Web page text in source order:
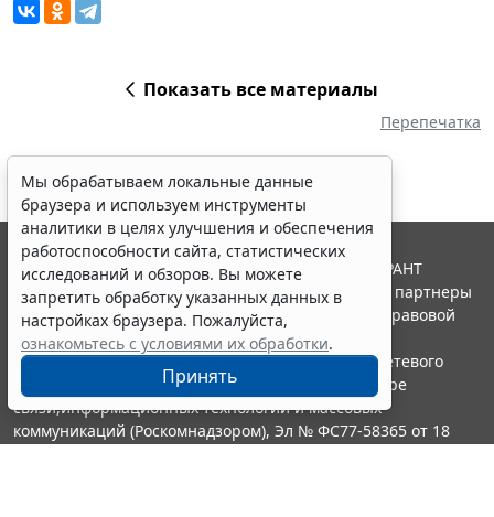
Показать все материалы
Перепечатка
Мы обрабатываем локальные данные
браузера и используем инструменты
аналитики в целях улучшения и обеспечения
работоспособности сайта, статистических
исследований и обзоров. Вы можете
запретить обработку указанных данных в
настройках браузера. Пожалуйста,
ознакомьтесь с условиями их обработки.
Принять
© ООО "НПП "ГАРАНТ-СЕРВИС", 2026. Система ГАРАНТ
выпускается с 1990 года. Компания "Гарант" и ее партнеры
являются участниками Российской ассоциации правовой
информации ГАРАНТ.
Портал ГАРАНТ.РУ зарегистрирован в качестве сетевого
издания Федеральной службой по надзору в сфере
связи,информационных технологий и массовых
коммуникаций (Роскомнадзором), Эл № ФС77-58365 от 18